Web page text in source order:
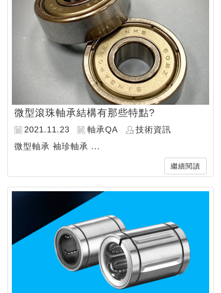
微型滾珠軸承結構有那些特點?
2021.11.23 軸承QA
技術資訊
微型軸承 袖珍軸承 ...
繼續閱讀